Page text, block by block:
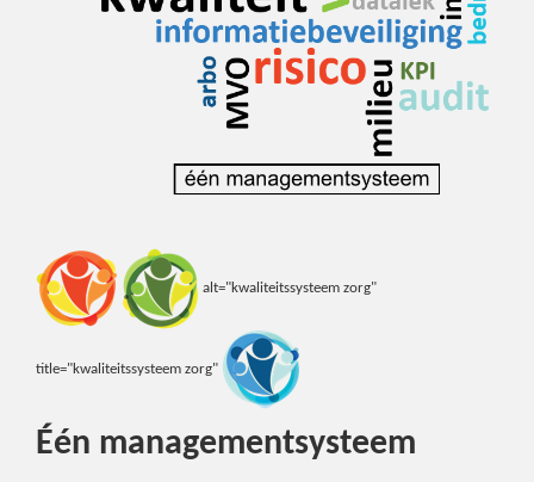
alt="kwaliteitssysteem zorg"
title="kwaliteitssysteem zorg"
Één managementsysteem